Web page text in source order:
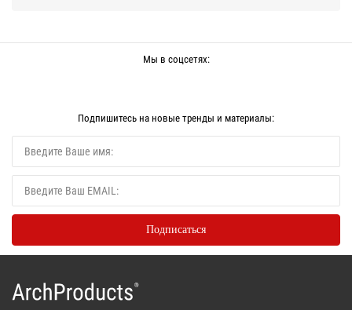
Мы в соцсетях:
Подпишитесь на новые тренды и материалы: